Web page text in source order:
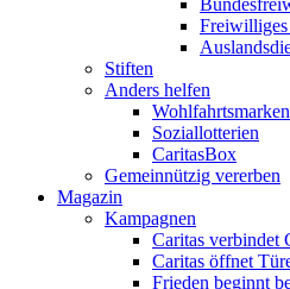
Freiwilliges
Stiften
Anders helfen
Wohlfahrtsmarken
Soziallotterien
CaritasBox
Gemeinnützig vererben
Magazin
Kampagnen
Caritas verbindet
Caritas öffnet
Frieden beginnt